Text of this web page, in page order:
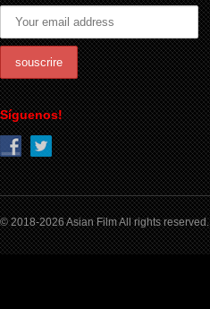
Síguenos!
© 2018-2026 Asian Film All rights reserved.